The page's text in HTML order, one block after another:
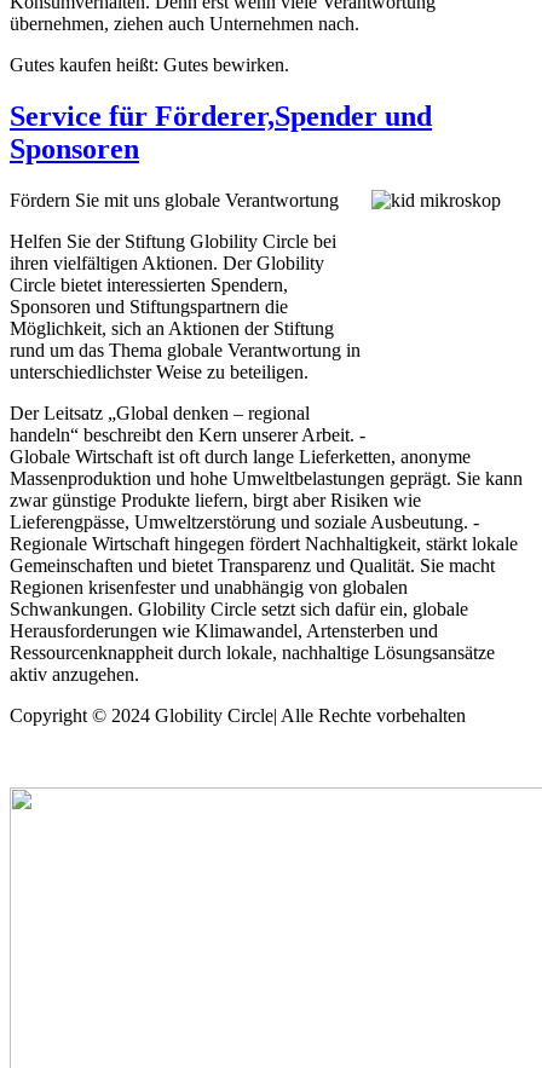
übernehmen, ziehen auch Unternehmen nach.
Gutes kaufen heißt: Gutes bewirken.
Service für Förderer,Spender und
Sponsoren
Fördern Sie mit uns globale Verantwortung
Helfen Sie der Stiftung Globility Circle bei
ihren vielfältigen Aktionen. Der Globility
Circle bietet interessierten Spendern,
Sponsoren und Stiftungspartnern die
Möglichkeit, sich an Aktionen der Stiftung
rund um das Thema globale Verantwortung in
unterschiedlichster Weise zu beteiligen.
Der Leitsatz „Global denken – regional
handeln“ beschreibt den Kern unserer Arbeit. -
Globale Wirtschaft ist oft durch lange Lieferketten, anonyme
Massenproduktion und hohe Umweltbelastungen geprägt. Sie kann
zwar günstige Produkte liefern, birgt aber Risiken wie
Lieferengpässe, Umweltzerstörung und soziale Ausbeutung. -
Regionale Wirtschaft hingegen fördert Nachhaltigkeit, stärkt lokale
Gemeinschaften und bietet Transparenz und Qualität. Sie macht
Regionen krisenfester und unabhängig von globalen
Schwankungen. Globility Circle setzt sich dafür ein, globale
Herausforderungen wie Klimawandel, Artensterben und
Ressourcenknappheit durch lokale, nachhaltige Lösungsansätze
aktiv anzugehen.
Copyright © 2024 Globility Circle| Alle Rechte vorbehalten